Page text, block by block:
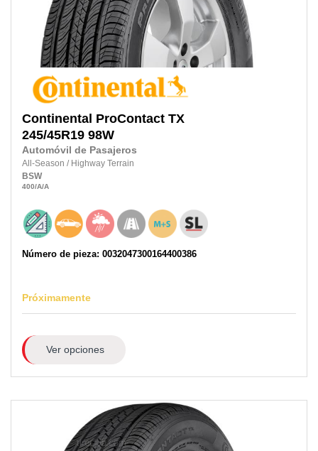
Continental ProContact TX
245/45R19 98W
Automóvil de Pasajeros
All-Season / Highway Terrain
BSW
400/A/A
Número de pieza: 0032047300164400386
Próximamente
Ver opciones